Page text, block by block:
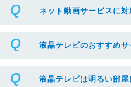
ネット動画サービスに対
液晶テレビのおすすめサ
液晶テレビは明るい部屋